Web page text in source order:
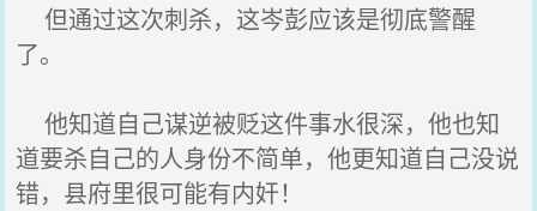
但通过这次刺杀，这岑彭应该是彻底警醒
了。
他知道自己谋逆被贬这件事水很深，他也知
道要杀自己的人身份不简单，他更知道自己没说
错，县府里很可能有内奸！